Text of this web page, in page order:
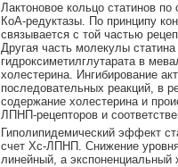
Лактоновое кольцо статинов
КоА-редуктазы. По принципу
связывается с той частью
Другая часть молекулы
гидроксиметилглутарата в
холестерина. Ингибирование
последовательных реакций, в
содержание холестерина и
ЛПНП-рецепторов и
Гиполипидемический эффект
счет Хс-ЛПНП. Снижение
линейный, а экспоненциальный